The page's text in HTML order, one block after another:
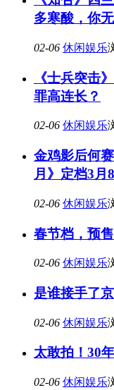
多寒酸，你
02-06 休闲娱乐
《士兵突击
罪高连长？
02-06 休闲娱乐
金鸡影后何
月》定档3月
02-06 休闲娱乐
春节档，预
02-06 休闲娱乐
是谁接手了
02-06 休闲娱乐
太敢拍！30
02-06 休闲娱乐